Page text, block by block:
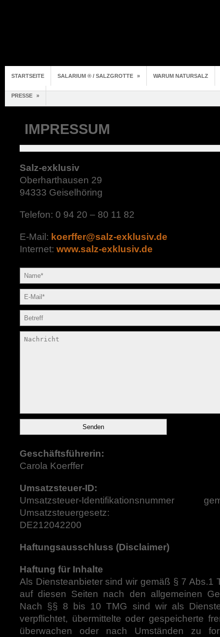
STARTSEITE SALARIUM ® / SALZGROTTE » WARUM NATURSALZ
PRESSE »
IMPRESSUM
Salz-exklusiv
Oberharthausen 29
94333 Geiselhöring
Telefon: 0 94 20 – 80 11 82
E-Mail: koerffer@salz-exklusiv.de
Internet: www.salz-exklusiv.de
Geschäftsführerin:
Carola Koerffer
Umsatzsteuer-ID:
Umsatzsteuer-
Umsatzsteuergesetz:
DE212042200
Haftungsausschluss (Disclaimer)
Haftung für Inhalte
Als Diensteanbieter sind wir gemäß § 7 Abs.1
auf diesen Seiten nach den allgemeinen
Nach §§ 8 bis 10 TMG sind wir als
verpflichtet, übermittelte oder gespeicherte
überwachen oder nach Umständen zu